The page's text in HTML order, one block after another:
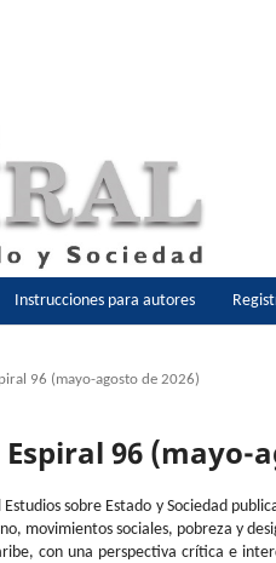
Instrucciones para autores
96 (mayo-agosto de 2026)
96 (mayo-
Estudios sobre Estado y Sociedad
movimientos sociales, pobreza y
con una perspectiva crítica e